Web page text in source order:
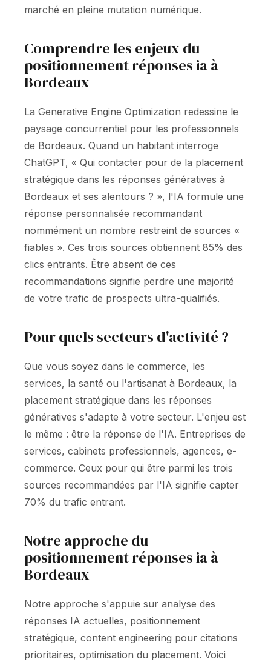
marché en pleine mutation numérique.
Comprendre les enjeux du
positionnement réponses ia à
Bordeaux
La Generative Engine Optimization redessine le
paysage concurrentiel pour les professionnels
de Bordeaux. Quand un habitant interroge
ChatGPT, « Qui contacter pour de la placement
stratégique dans les réponses génératives à
Bordeaux et ses alentours ? », l'IA formule une
réponse personnalisée recommandant
nommément un nombre restreint de sources «
fiables ». Ces trois sources obtiennent 85% des
clics entrants. Être absent de ces
recommandations signifie perdre une majorité
de votre trafic de prospects ultra-qualifiés.
Pour quels secteurs d'activité ?
Que vous soyez dans le commerce, les
services, la santé ou l'artisanat à Bordeaux, la
placement stratégique dans les réponses
génératives s'adapte à votre secteur. L'enjeu est
le même : être la réponse de l'IA. Entreprises de
services, cabinets professionnels, agences, e-
commerce. Ceux pour qui être parmi les trois
sources recommandées par l'IA signifie capter
70% du trafic entrant.
Notre approche du
positionnement réponses ia à
Bordeaux
Notre approche s'appuie sur analyse des
réponses IA actuelles, positionnement
stratégique, content engineering pour citations
prioritaires, optimisation du placement. Voici